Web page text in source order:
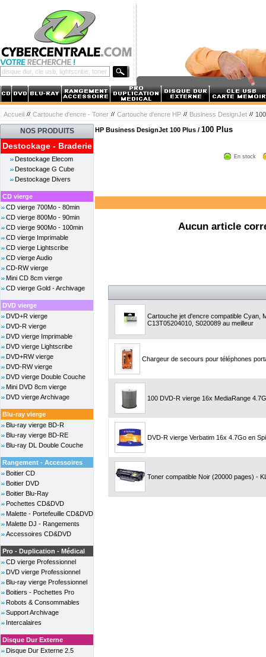
Accueil Cartouche d'encre - Toner Cartouche d'encre HP Business DesignJet
NOS PRODUITS
Destockage - Braderie
Destockage Elecom
Destockage G Cube
Destockage Divers
CD vierge
CD vierge 700Mo - 80min
CD vierge 800Mo - 90min
CD vierge 900Mo - 100min
CD vierge Imprimable
CD vierge Lightscribe
CD vierge Audio
CD-RW vierge
Mini CD 8cm vierge
CD vierge Gold - Archivage
DVD vierge
DVD+R vierge
DVD-R vierge
DVD vierge Imprimable
DVD vierge Lightscribe
DVD+RW vierge
DVD-RW vierge
DVD vierge Double Couche
Mini DVD 8cm vierge
DVD vierge Archivage
Blu-ray vierge
Blu-ray vierge BD-R
Blu-ray vierge BD-RE
Blu-ray DL Double Couche
Rangement - Accessoires
Boitier CD
Boitier DVD
Boitier Blu-Ray
Pochettes CD&DVD
Malette - Portefeuille CD&DVD
Malette DJ - Rangements
Accessoires CD&DVD
Pro - Duplication - Médical
CD vierge Professionnel
DVD vierge Professionnel
Blu-ray vierge Professionnel
Boitiers - Pochettes Pro
Robots & Consommables
Support Archivage
Intercalaires
Disque Dur Externe
Disque Dur Externe 2.5
HP Business DesignJet 100 Plus / 100 Plus
En stock
Aucun article
Cartouche jet d'encre compatible Cyan,
C13T05204010, S020089 au meilleur
Chargeur de secours pour téléphones
100 DVD-R vierge 16x MediaRange
DVD-R vierge Verbatim 16x 4.7Go en
Toner compatible Noir (20000 pages) -